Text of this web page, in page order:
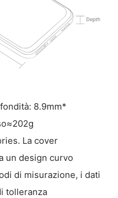
8.9mm*
La cover
un design curvo
di misurazione, i dati
tolleranza